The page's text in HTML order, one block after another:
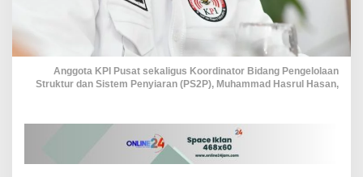
a
l
i
m
t
a
Anggota KPI Pusat sekaligus Koordinator Bidang Pengelolaan
Struktur dan Sistem Penyiaran (PS2P), Muhammad Hasrul Hasan,